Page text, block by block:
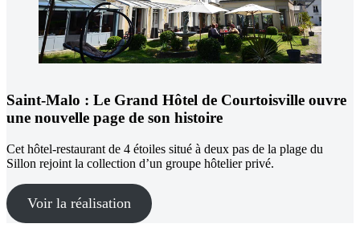
Saint-Malo : Le Grand Hôtel de Courtoisville ouvre
une nouvelle page de son histoire
Cet hôtel-restaurant de 4 étoiles situé à deux pas de la plage du
Sillon rejoint la collection d’un groupe hôtelier privé.
Voir la réalisation